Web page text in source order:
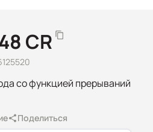
CR
со функцией прерываний
Поделиться